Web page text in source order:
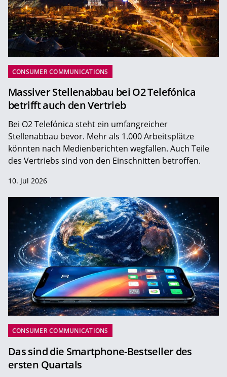
CONSUMER COMMUNICATIONS
Massiver Stellenabbau bei O2 Telefónica
betrifft auch den Vertrieb
Bei O2 Telefónica steht ein umfangreicher
Stellenabbau bevor. Mehr als 1.000 Arbeitsplätze
könnten nach Medienberichten wegfallen. Auch Teile
des Vertriebs sind von den Einschnitten betroffen.
10. Jul 2026
CONSUMER COMMUNICATIONS
Das sind die Smartphone-Bestseller des
ersten Quartals